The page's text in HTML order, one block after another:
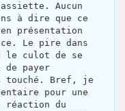
Aucun
à dire que ce
présentation
Le pire dans
le culot de se
de payer
touché. Bref, je
pour une
réaction du